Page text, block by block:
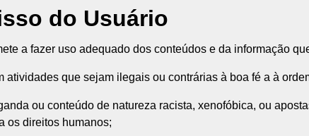
do Usuário
a fazer uso adequado dos conteúdos e da informação
atividades que sejam ilegais ou contrárias à boa fé a à
ou conteúdo de natureza racista, xenofóbica, ou
os direitos humanos;